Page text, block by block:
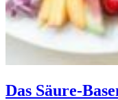
Das Säure-